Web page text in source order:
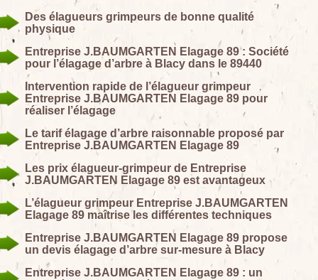
Des élagueurs grimpeurs de bonne qualité
physique
Entreprise J.BAUMGARTEN Elagage 89 : Société
pour l’élagage d’arbre à Blacy dans le 89440
Intervention rapide de l’élagueur grimpeur
Entreprise J.BAUMGARTEN Elagage 89 pour
réaliser l’élagage
Le tarif élagage d’arbre raisonnable proposé par
Entreprise J.BAUMGARTEN Elagage 89
Les prix élagueur-grimpeur de Entreprise
J.BAUMGARTEN Elagage 89 est avantageux
L’élagueur grimpeur Entreprise J.BAUMGARTEN
Elagage 89 maîtrise les différentes techniques
Entreprise J.BAUMGARTEN Elagage 89 propose
un devis élagage d’arbre sur-mesure à Blacy
Entreprise J.BAUMGARTEN Elagage 89 : un